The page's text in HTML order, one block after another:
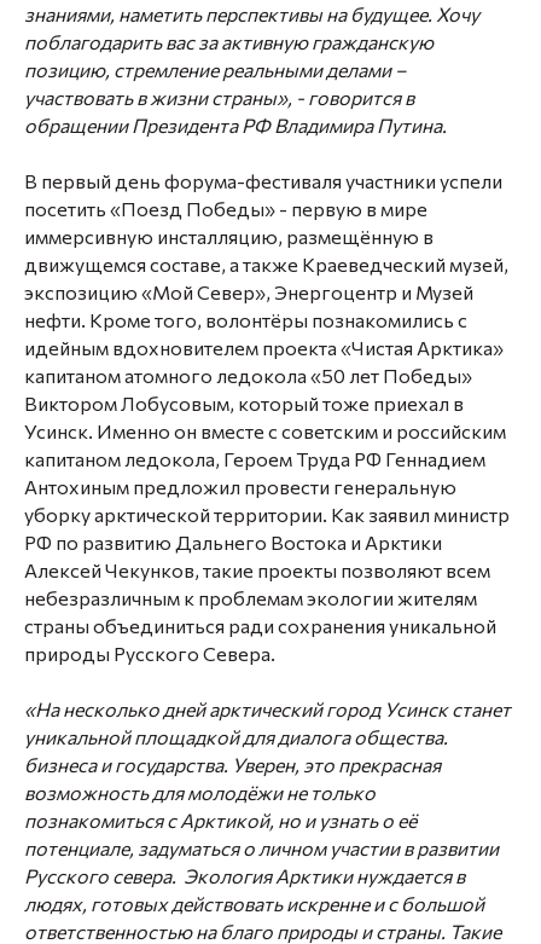
знаниями, наметить перспективы на будущее. Хочу
поблагодарить вас за активную гражданскую
позицию, стремление реальными делами –
участвовать в жизни страны», - говорится в
обращении Президента РФ Владимира Путина.
В первый день форума-фестиваля участники успели
посетить «Поезд Победы» - первую в мире
иммерсивную инсталляцию, размещённую в
движущемся составе, а также Краеведческий музей,
экспозицию «Мой Север», Энергоцентр и Музей
нефти. Кроме того, волонтёры познакомились с
идейным вдохновителем проекта «Чистая Арктика»
капитаном атомного ледокола «50 лет Победы»
Виктором Лобусовым, который тоже приехал в
Усинск. Именно он вместе с советским и российским
капитаном ледокола, Героем Труда РФ Геннадием
Антохиным предложил провести генеральную
уборку арктической территории. Как заявил министр
РФ по развитию Дальнего Востока и Арктики
Алексей Чекунков, такие проекты позволяют всем
небезразличным к проблемам экологии жителям
страны объединиться ради сохранения уникальной
природы Русского Севера.
«На несколько дней арктический город Усинск станет
уникальной площадкой для диалога общества.
бизнеса и государства. Уверен, это прекрасная
возможность для молодёжи не только
познакомиться с Арктикой, но и узнать о её
потенциале, задуматься о личном участии в развитии
Русского севера. Экология Арктики нуждается в
людях, готовых действовать искренне и с большой
ответственностью на благо природы и страны. Такие